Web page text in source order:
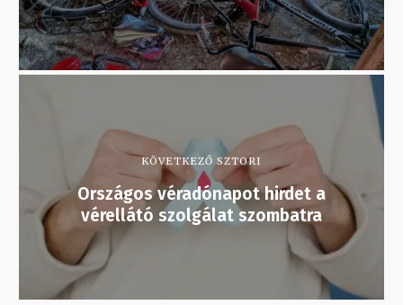
KÖVETKEZŐ SZTORI
Országos véradónapot hirdet a
vérellátó szolgálat szombatra